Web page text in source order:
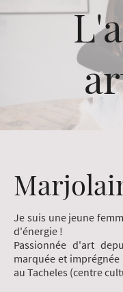
Je suis une jeune
d'énergie !
Passionnée d'art
marquée et
au Tacheles (centre